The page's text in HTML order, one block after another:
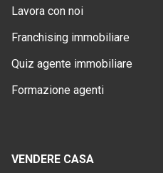
Lavora con noi
Franchising immobiliare
Quiz agente immobiliare
Formazione agenti
VENDERE CASA